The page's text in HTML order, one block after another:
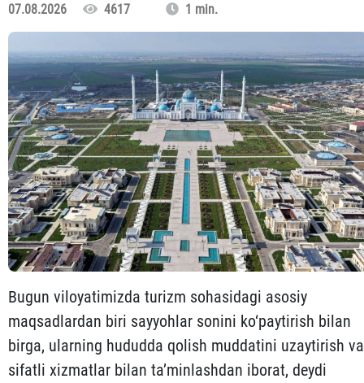
07.08.2026 4617 1 min.
Bugun viloyatimizda turizm sohasidagi asosiy
maqsadlardan biri sayyohlar sonini ko‘paytirish bilan
birga, ularning hududda qolish muddatini uzaytirish va
sifatli xizmatlar bilan ta’minlashdan iborat, deydi